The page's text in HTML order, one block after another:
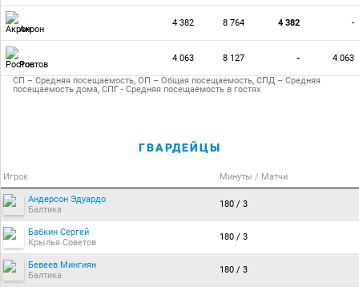
Акрон
4 382 8 764 4 382 -
Ростов
4 063 8 127 - 4 063
СП – Средняя посещаемость, ОП – Общая посещаемость, СПД – Средняя
посещаемость дома, СПГ - Средняя посещаемость в гостях
ГВАРДЕЙЦЫ
Игрок Минуты / Матчи
Андерсон Эдуардо
Балтика
180 / 3
Бабкин Сергей
Крылья Советов
180 / 3
Бевеев Мингиян
Балтика
180 / 3